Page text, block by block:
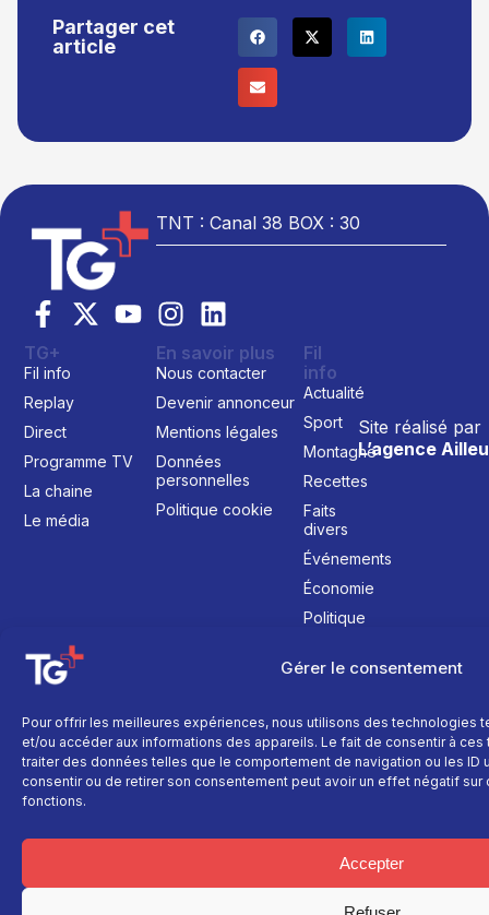
Gérer le consentement
Pour offrir les meilleures expériences, nous utilisons des technologies
et/ou accéder aux informations des appareils. Le fait de consentir à
traiter des données telles que le comportement de navigation ou les ID
consentir ou de retirer son consentement peut avoir un effet négatif
fonctions.
Accepter
Partager cet
article
TNT : Canal 38 BOX : 30
Site réalisé par
L’agence
TG+
Fil info
Replay
Direct
Programme TV
La chaine
Le média
En savoir plus
Nous contacter
Devenir annonceur
Mentions légales
Données
personnelles
Politique cookie
Fil
info
Actualité
Sport
Montagne
Recettes
Faits
divers
Événements
Économie
Politique